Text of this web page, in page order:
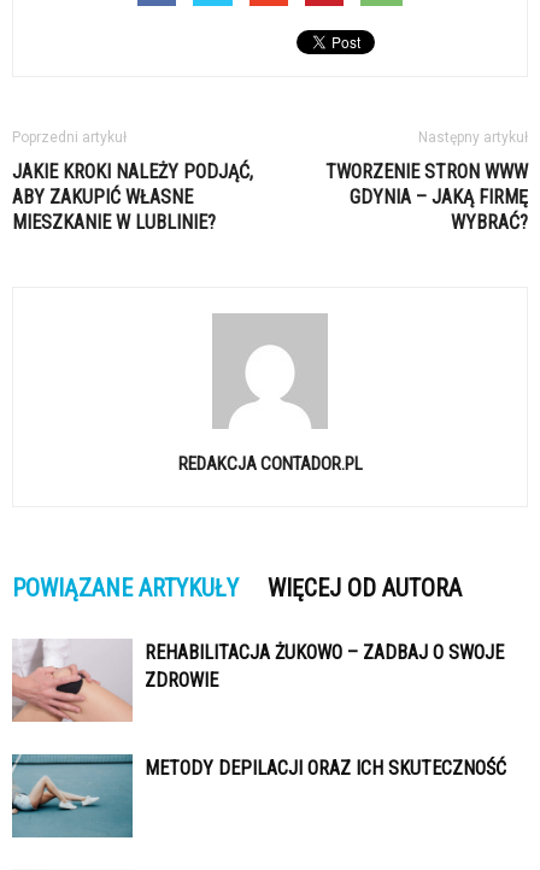
Poprzedni artykuł
JAKIE KROKI NALEŻY PODJĄĆ,
ABY ZAKUPIĆ WŁASNE
MIESZKANIE W LUBLINIE?
Następny artykuł
TWORZENIE STRON WWW
GDYNIA – JAKĄ FIRMĘ
WYBRAĆ?
REDAKCJA CONTADOR.PL
POWIĄZANE ARTYKUŁY WIĘCEJ OD AUTORA
REHABILITACJA ŻUKOWO – ZADBAJ O SWOJE
ZDROWIE
METODY DEPILACJI ORAZ ICH SKUTECZNOŚĆ